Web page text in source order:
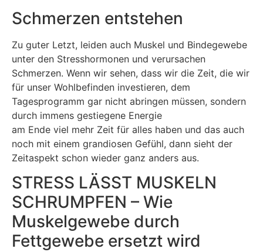
Schmerzen entstehen
Zu guter Letzt, leiden auch Muskel und Bindegewebe
unter den Stresshormonen und verursachen
Schmerzen. Wenn wir sehen, dass wir die Zeit, die wir
für unser Wohlbefinden investieren, dem
Tagesprogramm gar nicht abringen müssen, sondern
durch immens gestiegene Energie
am Ende viel mehr Zeit für alles haben und das auch
noch mit einem grandiosen Gefühl, dann sieht der
Zeitaspekt schon wieder ganz anders aus.
STRESS LÄSST MUSKELN
SCHRUMPFEN – Wie
Muskelgewebe durch
Fettgewebe ersetzt wird